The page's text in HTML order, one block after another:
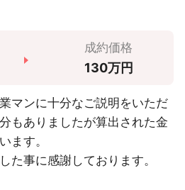
成約価格
130万円
マンに十分なご説明をいただ
もありましたが算出された金
ます。
た事に感謝しております。